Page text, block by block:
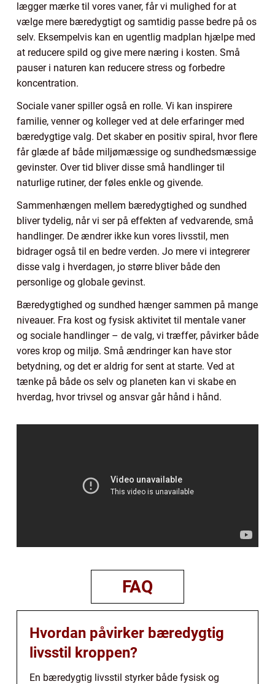
lægger mærke til vores vaner, får vi mulighed for at
vælge mere bæredygtigt og samtidig passe bedre på os
selv. Eksempelvis kan en ugentlig madplan hjælpe med
at reducere spild og give mere næring i kosten. Små
pauser i naturen kan reducere stress og forbedre
koncentration.
Sociale vaner spiller også en rolle. Vi kan inspirere
familie, venner og kolleger ved at dele erfaringer med
bæredygtige valg. Det skaber en positiv spiral, hvor flere
får glæde af både miljømæssige og sundhedsmæssige
gevinster. Over tid bliver disse små handlinger til
naturlige rutiner, der føles enkle og givende.
Sammenhængen mellem bæredygtighed og sundhed
bliver tydelig, når vi ser på effekten af vedvarende, små
handlinger. De ændrer ikke kun vores livsstil, men
bidrager også til en bedre verden. Jo mere vi integrerer
disse valg i hverdagen, jo større bliver både den
personlige og globale gevinst.
Bæredygtighed og sundhed hænger sammen på mange
niveauer. Fra kost og fysisk aktivitet til mentale vaner
og sociale handlinger – de valg, vi træffer, påvirker både
vores krop og miljø. Små ændringer kan have stor
betydning, og det er aldrig for sent at starte. Ved at
tænke på både os selv og planeten kan vi skabe en
hverdag, hvor trivsel og ansvar går hånd i hånd.
FAQ
Hvordan påvirker bæredygtig
livsstil kroppen?
En bæredygtig livsstil styrker både fysisk og